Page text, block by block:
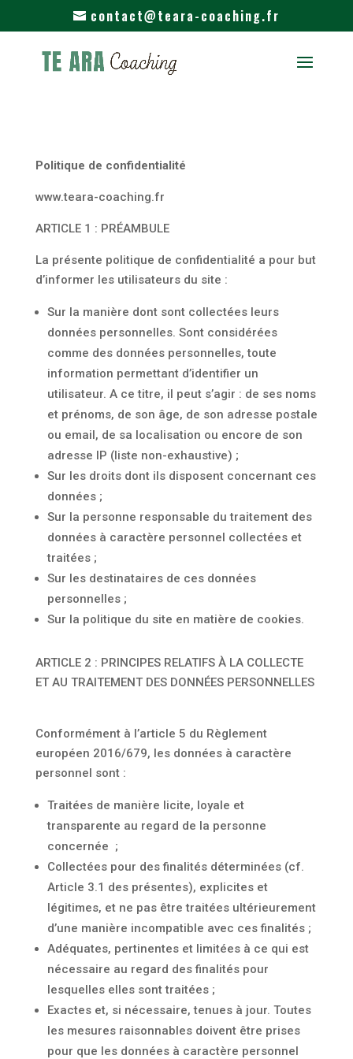
contact@teara-coaching.fr
Politique de confidentialité
www.teara-coaching.fr
ARTICLE 1 : PRÉAMBULE
La présente politique de confidentialité a pour but
d’informer les utilisateurs du site :
Sur la manière dont sont collectées leurs
données personnelles. Sont considérées
comme des données personnelles, toute
information permettant d’identifier un
utilisateur. A ce titre, il peut s’agir : de ses noms
et prénoms, de son âge, de son adresse postale
ou email, de sa localisation ou encore de son
adresse IP (liste non-exhaustive) ;
Sur les droits dont ils disposent concernant ces
données ;
Sur la personne responsable du traitement des
données à caractère personnel collectées et
traitées ;
Sur les destinataires de ces données
personnelles ;
Sur la politique du site en matière de cookies.
ARTICLE 2 : PRINCIPES RELATIFS À LA COLLECTE
ET AU TRAITEMENT DES DONNÉES PERSONNELLES
Conformément à l’article 5 du Règlement
européen 2016/679, les données à caractère
personnel sont :
Traitées de manière licite, loyale et
transparente au regard de la personne
concernée ;
Collectées pour des finalités déterminées (cf.
Article 3.1 des présentes), explicites et
légitimes, et ne pas être traitées ultérieurement
d’une manière incompatible avec ces finalités ;
Adéquates, pertinentes et limitées à ce qui est
nécessaire au regard des finalités pour
lesquelles elles sont traitées ;
Exactes et, si nécessaire, tenues à jour. Toutes
les mesures raisonnables doivent être prises
pour que les données à caractère personnel